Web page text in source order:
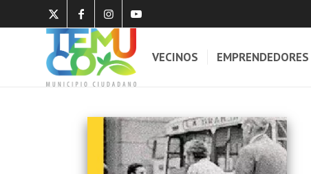
VECINOS EMPRENDEDORES